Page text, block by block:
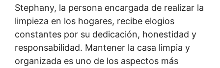
Stephany, la persona encargada de realizar la
limpieza en los hogares, recibe elogios
constantes por su dedicación, honestidad y
responsabilidad. Mantener la casa limpia y
organizada es uno de los aspectos más